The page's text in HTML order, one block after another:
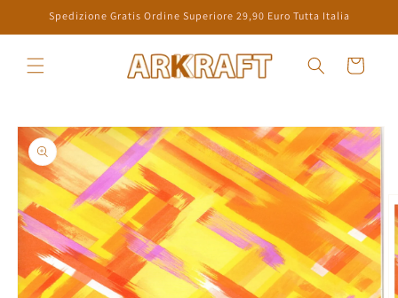
Skip to
content
Spedizione Gratis Ordine Superiore 29,90 Euro Tutta Italia
Cart
Skip to
product
information